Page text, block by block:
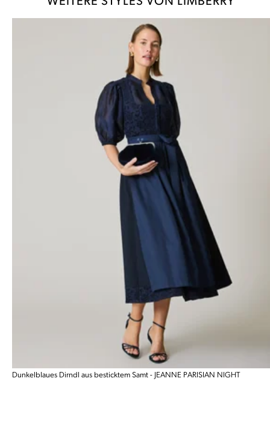
Dunkelblaues Dirndl aus besticktem Samt - JEANNE PARISIAN NIGHT